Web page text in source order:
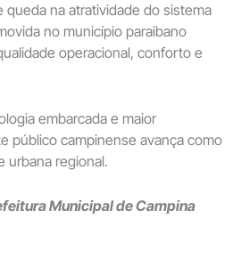
na atratividade do sistema
no município paraibano
operacional, conforto e
embarcada e maior
público campinense avança como
urbana regional.
Municipal de Campina